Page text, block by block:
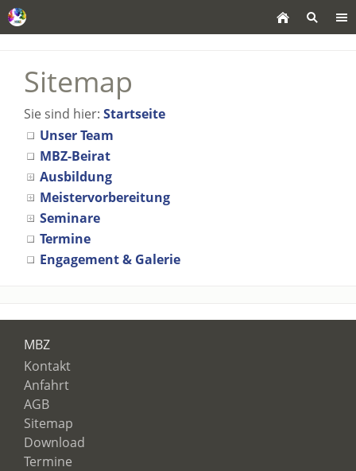
Sitemap
Sie sind hier: Startseite
Unser Team
MBZ-Beirat
Ausbildung
Meistervorbereitung
Seminare
Termine
Engagement & Galerie
MBZ
Kontakt
Anfahrt
AGB
Sitemap
Download
Termine